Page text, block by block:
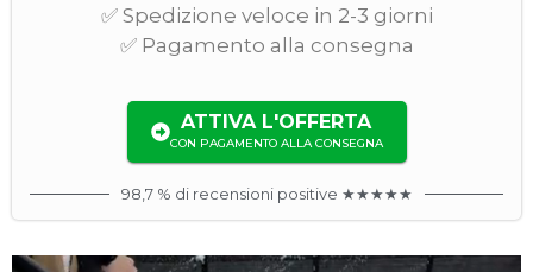
✅ Spedizione veloce in 2-3 giorni
✅ Pagamento alla consegna
ATTIVA L'OFFERTA
CON PAGAMENTO ALLA CONSEGNA
98,7 % di recensioni positive ★★★★★